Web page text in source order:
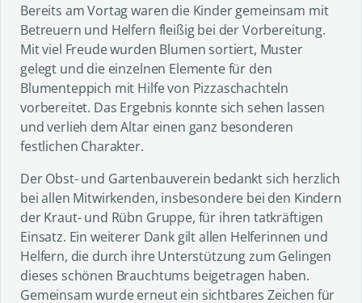
Bereits am Vortag waren die Kinder gemeinsam mit
Betreuern und Helfern fleißig bei der Vorbereitung.
Mit viel Freude wurden Blumen sortiert, Muster
gelegt und die einzelnen Elemente für den
Blumenteppich mit Hilfe von Pizzaschachteln
vorbereitet. Das Ergebnis konnte sich sehen lassen
und verlieh dem Altar einen ganz besonderen
festlichen Charakter.
Der Obst- und Gartenbauverein bedankt sich herzlich
bei allen Mitwirkenden, insbesondere bei den Kindern
der Kraut- und Rübn Gruppe, für ihren tatkräftigen
Einsatz. Ein weiterer Dank gilt allen Helferinnen und
Helfern, die durch ihre Unterstützung zum Gelingen
dieses schönen Brauchtums beigetragen haben.
Gemeinsam wurde erneut ein sichtbares Zeichen für